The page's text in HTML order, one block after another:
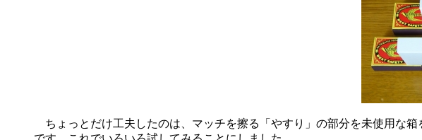
ちょっとだけ工夫したのは、マッチを擦る「やすり」の部分を未使用な